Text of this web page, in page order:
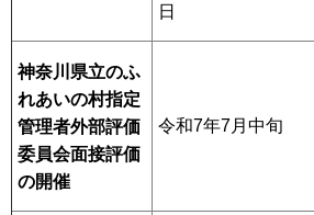
日
神奈川県立のふ
れあいの村指定
管理者外部評価
委員会面接評価
の開催
令和7年7月中旬